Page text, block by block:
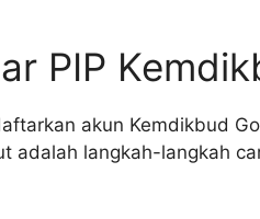
PIP
akun Kemdikbud
adalah langkah-langkah